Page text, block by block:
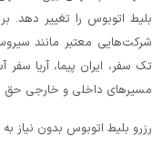
اتوبوس را تغییر دهد.
معتبر مانند
سفر، ایران پیما، آریا سفر
داخلی و خارجی حق
بلیط اتوبوس بدون نیاز